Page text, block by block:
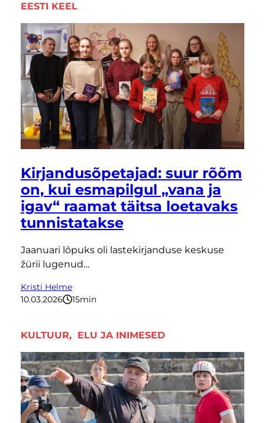
EESTI KEEL
Kirjandusõpetajad: suur rõõm
on, kui esmapilgul „vana ja
igav“ raamat täitsa loetavaks
tunnistatakse
Jaanuari lõpuks oli lastekirjanduse keskuse
žürii lugenud…
Kristi Helme
10.03.2026
15minutit
KULTUUR, ELU JA INIMESED